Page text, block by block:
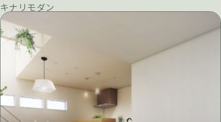
キナリモダン